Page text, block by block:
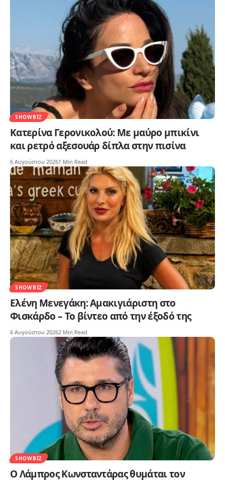
SHOWBIZ
Κατερίνα Γερονικολού: Με μαύρο μπικίνι
και ρετρό αξεσουάρ δίπλα στην πισίνα
6 Αυγούστου 20261 Min Read
SHOWBIZ
Ελένη Μενεγάκη: Αμακιγιάριστη στο
Φισκάρδο – Το βίντεο από την έξοδό της
6 Αυγούστου 20262 Min Read
SHOWBIZ
Ο Λάμπρος Κωνσταντάρας θυμάται τον